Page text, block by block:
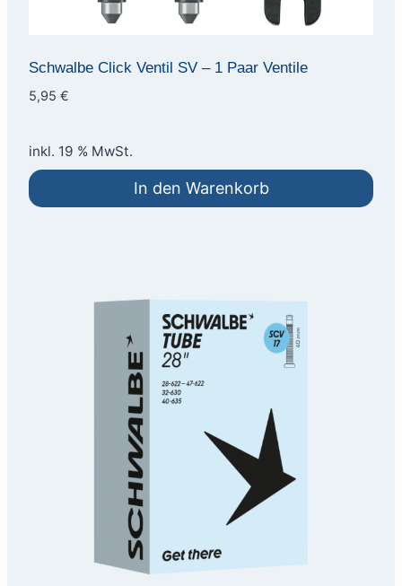
Schwalbe Click Ventil SV – 1 Paar Ventile
5,95 €
inkl. 19 % MwSt.
In den Warenkorb